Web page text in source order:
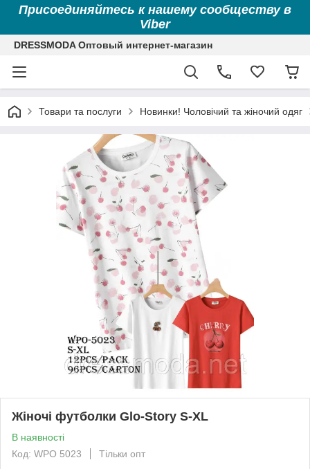
Присоединяйтесь к нашему сообществу в
Viber
DRESSMODA Оптовый интернет-магазин
Товари та послуги Новинки! Чоловічий та жіночий одяг
Жіночі футболки Glo-Story S-XL
В наявності
Код: WPO 5023
Тільки опт